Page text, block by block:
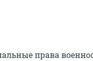
права